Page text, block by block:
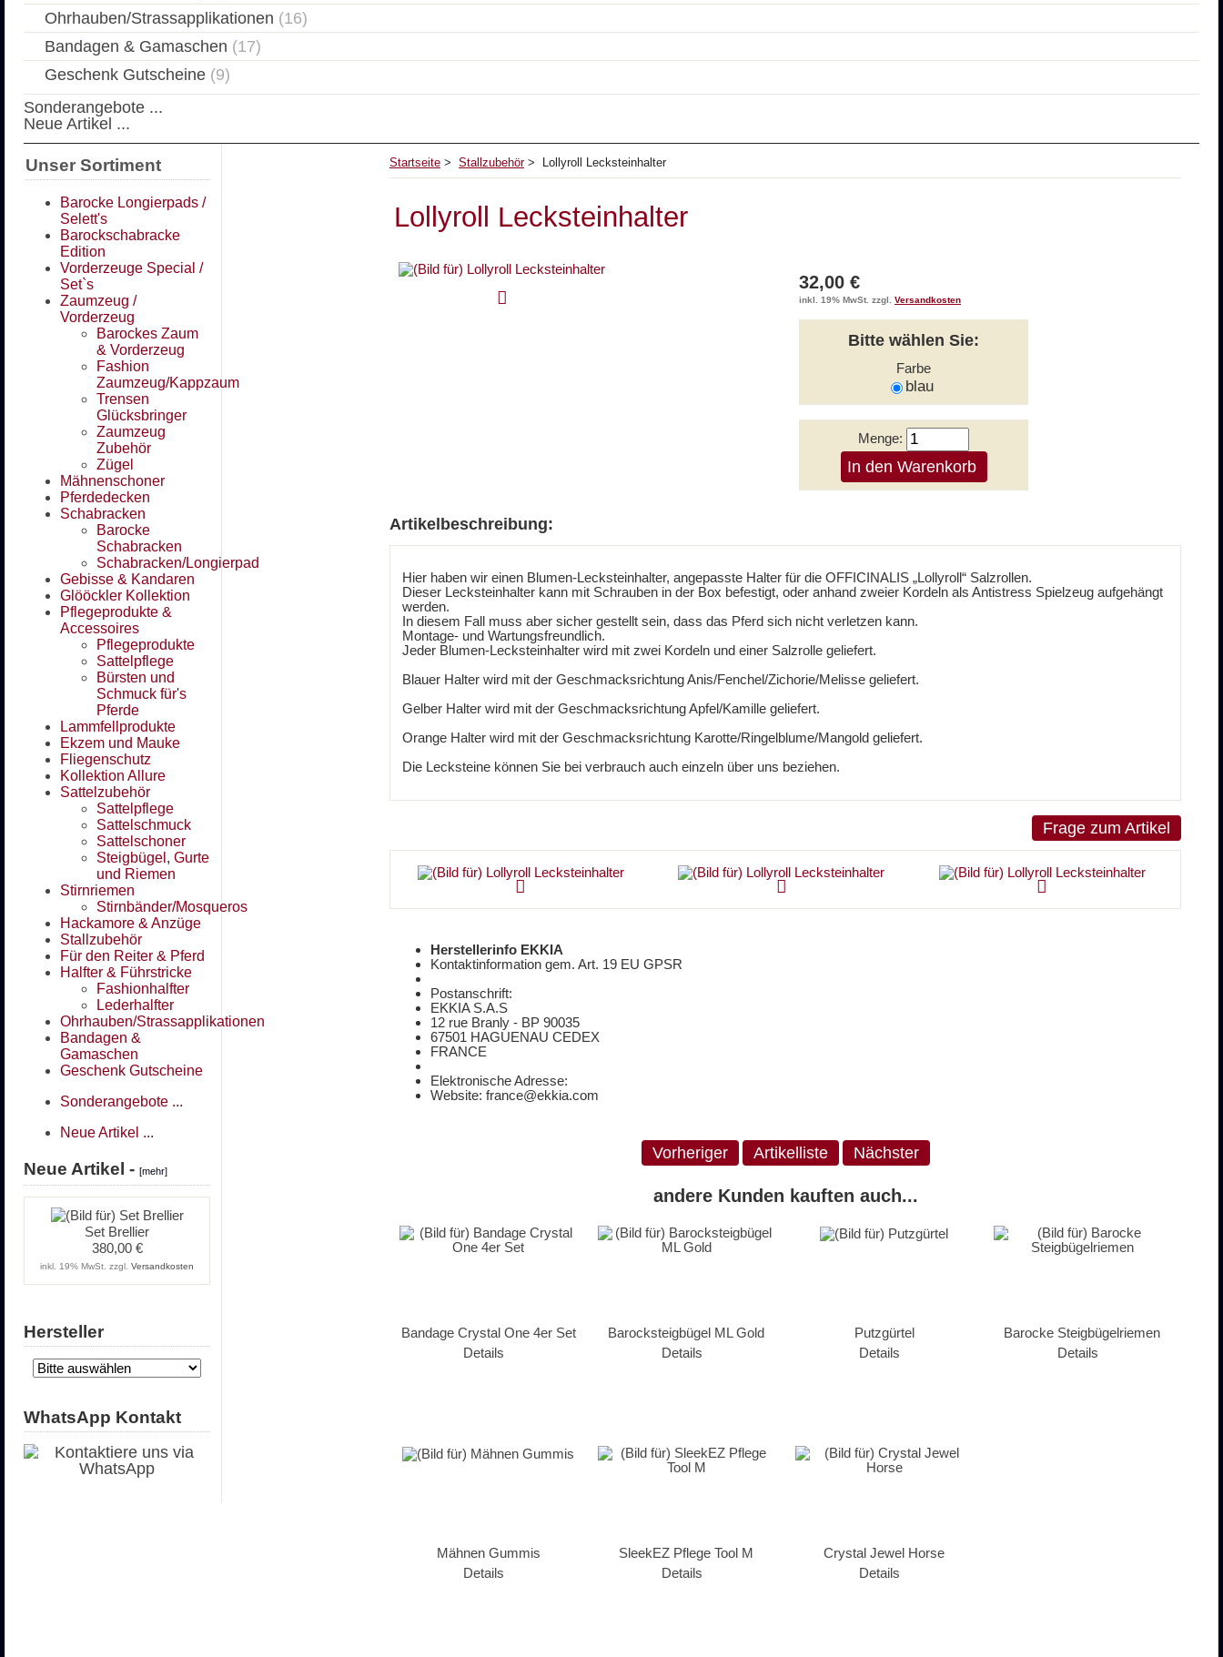
Ohrhauben/Strassapplikationen (16)
Bandagen & Gamaschen (17)
Geschenk Gutscheine (9)
Sonderangebote ...
Neue Artikel ...
Unser Sortiment
Barocke Longierpads /
Selett's
Barockschabracke
Edition
Vorderzeuge Special /
Set`s
Zaumzeug /
Vorderzeug
Barockes Zaum
& Vorderzeug
Fashion
Zaumzeug/Kappzaum
Trensen
Glücksbringer
Zaumzeug
Zubehör
Zügel
Mähnenschoner
Pferdedecken
Schabracken
Barocke
Schabracken
Schabracken/Longierpad
Gebisse & Kandaren
Glööckler Kollektion
Pflegeprodukte &
Accessoires
Pflegeprodukte
Sattelpflege
Bürsten und
Schmuck für's
Pferde
Lammfellprodukte
Ekzem und Mauke
Fliegenschutz
Kollektion Allure
Sattelzubehör
Sattelpflege
Sattelschmuck
Sattelschoner
Steigbügel, Gurte
und Riemen
Stirnriemen
Stirnbänder/Mosqueros
Hackamore & Anzüge
Stallzubehör
Für den Reiter & Pferd
Halfter & Führstricke
Fashionhalfter
Lederhalfter
Ohrhauben/Strassapplikationen
Bandagen &
Gamaschen
Geschenk Gutscheine
Sonderangebote ...
Neue Artikel ...
Neue Artikel - [mehr]
Set Brellier
380,00 €
inkl. 19% MwSt. zzgl. Versandkosten
Hersteller
WhatsApp Kontakt
Startseite > Stallzubehör> Lollyroll Lecksteinhalter
Lollyroll Lecksteinhalter
32,00 €
inkl. 19% MwSt. zzgl. Versandkosten
Bitte wählen Sie:
Farbe
blau
Menge:
Artikelbeschreibung:
Hier haben wir einen Blumen-Lecksteinhalter, angepasste Halter für die OFFICINALIS „Lollyroll“ Salzrollen.
Dieser Lecksteinhalter kann mit Schrauben in der Box befestigt, oder anhand zweier Kordeln als Antistress Spielzeug aufgehängt
werden.
In diesem Fall muss aber sicher gestellt sein, dass das Pferd sich nicht verletzen kann.
Montage- und Wartungsfreundlich.
Jeder Blumen-Lecksteinhalter wird mit zwei Kordeln und einer Salzrolle geliefert.
Blauer Halter wird mit der Geschmacksrichtung Anis/Fenchel/Zichorie/Melisse geliefert.
Gelber Halter wird mit der Geschmacksrichtung Apfel/Kamille geliefert.
Orange Halter wird mit der Geschmacksrichtung Karotte/Ringelblume/Mangold geliefert.
Die Lecksteine können Sie bei verbrauch auch einzeln über uns beziehen.
Frage zum Artikel
Herstellerinfo EKKIA
Kontaktinformation gem. Art. 19 EU GPSR
Postanschrift:
EKKIA S.A.S
12 rue Branly - BP 90035
67501 HAGUENAU CEDEX
FRANCE
Elektronische Adresse:
Website: france@ekkia.com
Vorheriger Artikelliste Nächster
andere Kunden kauften auch...
Bandage Crystal One 4er Set
Details
Barocksteigbügel ML Gold
Details
Putzgürtel
Details
Barocke Steigbügelriemen
Details
Mähnen Gummis
Details
SleekEZ Pflege Tool M
Details
Crystal Jewel Horse
Details